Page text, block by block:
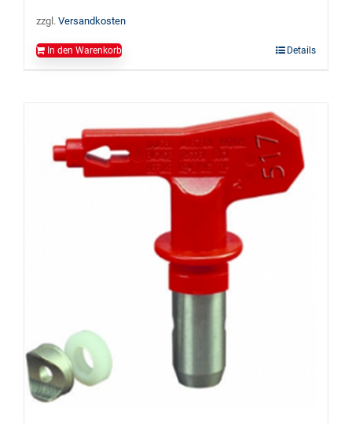
zzgl. Versandkosten
In den Warenkorb Details